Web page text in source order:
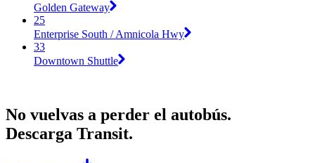
Golden Gateway
25
Enterprise South / Amnicola Hwy
33
Downtown Shuttle
No vuelvas a perder el autobús.
Descarga Transit.